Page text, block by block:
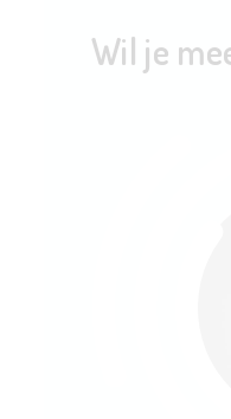
Wil je